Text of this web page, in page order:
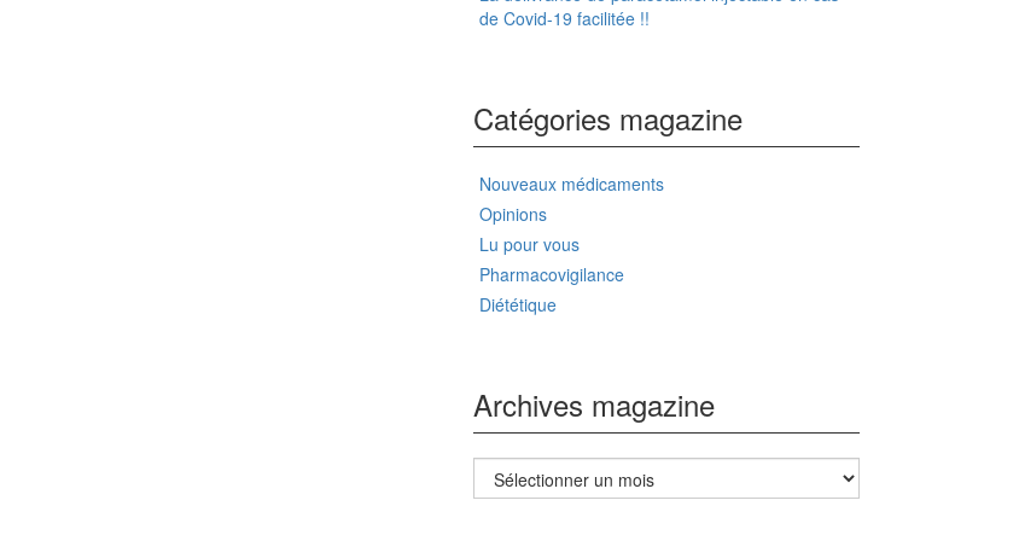
de Covid-19 facilitée !!
Catégories magazine
Nouveaux médicaments
Opinions
Lu pour vous
Pharmacovigilance
Diététique
Archives magazine
Archives
magazine